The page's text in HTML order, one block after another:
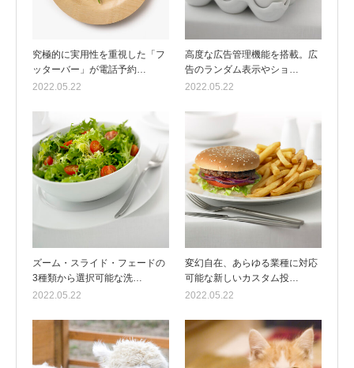
究極的に実用性を重視した「フ
ッターバー」が電話予約…
2022.05.22
高度な広告管理機能を搭載。広
告のランダム表示やショ…
2022.05.22
ズーム・スライド・フェードの
3種類から選択可能な洗…
2022.05.22
変幻自在、あらゆる業種に対応
可能な新しいカスタム投…
2022.05.22